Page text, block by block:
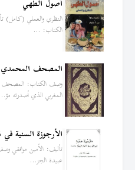
أصول الطهي
النظري والعملي (كامل)
الكتاب: …
المصحف المحمدي
وصف الكتاب: المصحف
المغربي الذي أصدرته مؤ…
الأرجوزة السنية
تأليف: الأمين موافقي
عبيدة الجز…